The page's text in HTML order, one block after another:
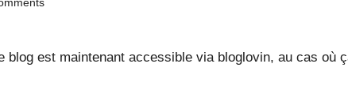
est maintenant accessible via bloglovin, au cas où